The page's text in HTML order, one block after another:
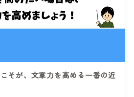
そが、文章力を高める一番の近